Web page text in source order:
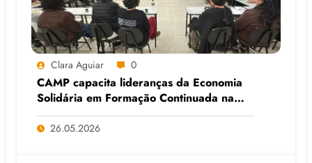
Clara Aguiar 0
CAMP capacita lideranças da Economia
Solidária em Formação Continuada na
Faculdade do Assentamento do MST, em
Viamão (RS)
26.05.2026